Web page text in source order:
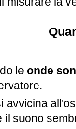
le onde
avvicina
il suono